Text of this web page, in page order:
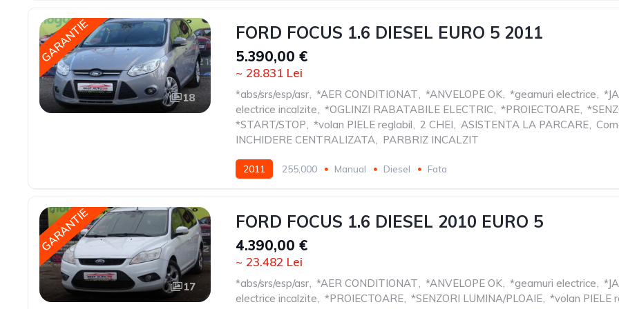
GARANTIE
18
FORD FOCUS 1.6 DIESEL EURO 5 2011
5.390,00 €
~ 28.831 Lei
*abs/srs/esp/asr, *AER CONDITIONAT, *ANVELOPE OK, *geamuri electrice,
electrice incalzite, *OGLINZI RABATABILE ELECTRIC, *PROIECTOARE,
*START/STOP, *volan PIELE reglabil, 2 CHEI, ASISTENTA LA PARCARE,
INCHIDERE CENTRALIZATA, PARBRIZ INCALZIT
2011 255,000 Manual Diesel Fata
GARANTIE
17
FORD FOCUS 1.6 DIESEL 2010 EURO 5
4.390,00 €
~ 23.482 Lei
*abs/srs/esp/asr, *AER CONDITIONAT, *ANVELOPE OK, *geamuri electrice,
electrice incalzite, *PROIECTOARE, *SENZORI LUMINA/PLOAIE, *volan PIELE